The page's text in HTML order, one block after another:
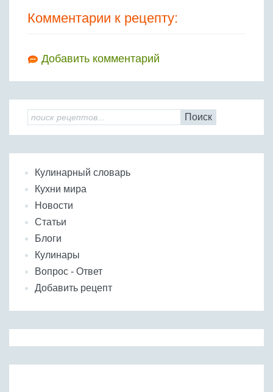
Комментарии к рецепту:
Добавить комментарий
Поиск
Кулинарный словарь
Кухни мира
Новости
Статьи
Блоги
Кулинары
Вопрос - Ответ
Добавить рецепт